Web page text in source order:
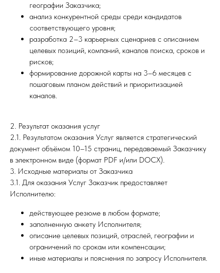
географии Заказчика;
анализ конкурентной среды среди кандидатов
соответствующего уровня;
разработка 2–3 карьерных сценариев с описанием
целевых позиций, компаний, каналов поиска, сроков и
рисков;
формирование дорожной карты на 3–6 месяцев с
пошаговым планом действий и приоритизацией
каналов.
2. Результат оказания услуг
2.1. Результатом оказания Услуг является стратегический
документ объёмом 10–15 страниц, передаваемый Заказчику
в электронном виде (формат PDF и/или DOCX).
3. Исходные материалы от Заказчика
3.1. Для оказания Услуг Заказчик предоставляет
Исполнителю:
действующее резюме в любом формате;
заполненную анкету Исполнителя;
описание целевых позиций, отраслей, географии и
ограничений по срокам или компенсации;
иные материалы и пояснения по запросу Исполнителя.